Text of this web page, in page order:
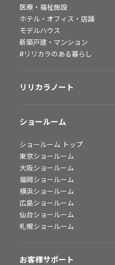
不動産投資開発事業
会社情報
採用情報
医療・福祉施設
ホテル・オフィス・店舗
モデルハウス
新築戸建・マンション
#リリカラのある暮らし
リリカラノート
ショールーム
ショールーム トップ
東京ショールーム
大阪ショールーム
福岡ショールーム
横浜ショールーム
広島ショールーム
仙台ショールーム
札幌ショールーム
お客様サポート